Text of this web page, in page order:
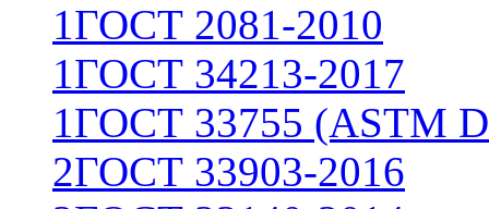
1ГОСТ 2081-2010
1ГОСТ 34213-2017
1ГОСТ 33755 (ASTM
2ГОСТ 33903-2016